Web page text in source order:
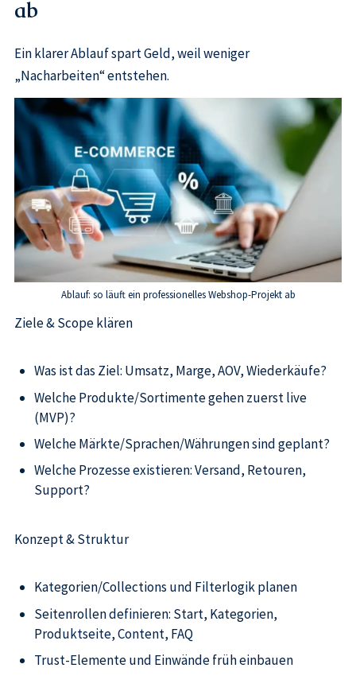
ab
Ein klarer Ablauf spart Geld, weil weniger
„Nacharbeiten“ entstehen.
Ablauf: so läuft ein professionelles Webshop-Projekt ab
Ziele & Scope klären
Was ist das Ziel: Umsatz, Marge, AOV, Wiederkäufe?
Welche Produkte/Sortimente gehen zuerst live
(MVP)?
Welche Märkte/Sprachen/Währungen sind geplant?
Welche Prozesse existieren: Versand, Retouren,
Support?
Konzept & Struktur
Kategorien/Collections und Filterlogik planen
Seitenrollen definieren: Start, Kategorien,
Produktseite, Content, FAQ
Trust-Elemente und Einwände früh einbauen